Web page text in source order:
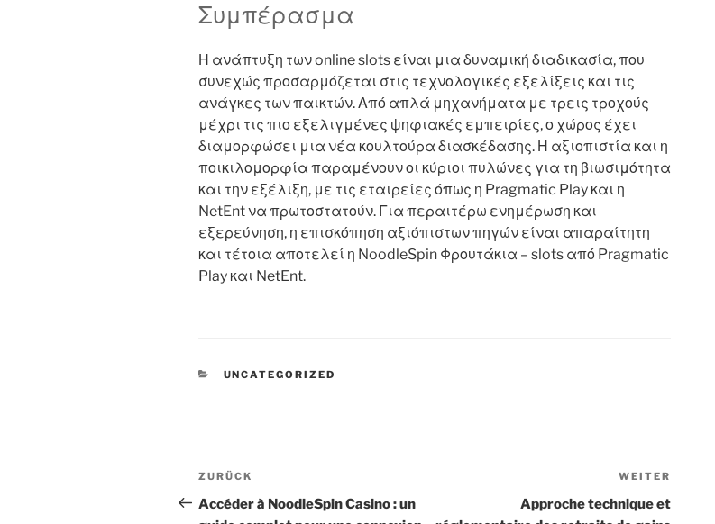
Συμπέρασμα
Η ανάπτυξη των online slots είναι μια δυναμική διαδικασία, που
συνεχώς προσαρμόζεται στις τεχνολογικές εξελίξεις και τις
ανάγκες των παικτών. Από απλά μηχανήματα με τρεις τροχούς
μέχρι τις πιο εξελιγμένες ψηφιακές εμπειρίες, ο χώρος έχει
διαμορφώσει μια νέα κουλτούρα διασκέδασης. Η αξιοπιστία και η
ποικιλομορφία παραμένουν οι κύριοι πυλώνες για τη βιωσιμότητα
και την εξέλιξη, με τις εταιρείες όπως η Pragmatic Play και η
NetEnt να πρωτοστατούν. Για περαιτέρω ενημέρωση και
εξερεύνηση, η επισκόπηση αξιόπιστων πηγών είναι απαραίτητη
και τέτοια αποτελεί η NoodleSpin Φρουτάκια – slots από Pragmatic
Play και NetEnt.
KATEGORIEN
UNCATEGORIZED
Beitragsnavigation
Vorheriger
Beitrag
ZURÜCK
Accéder à NoodleSpin Casino : un
Beitrag
WEITER
Approche technique et